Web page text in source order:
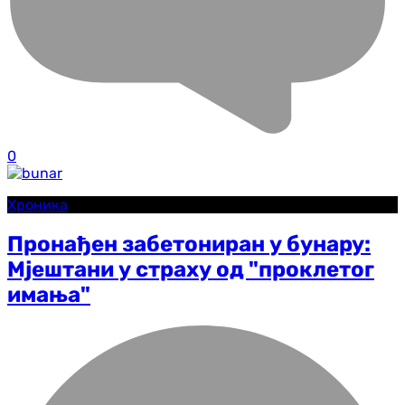
0
Хроника
Пронађен забетониран у бунару:
Мјештани у страху од "проклетог
имања"